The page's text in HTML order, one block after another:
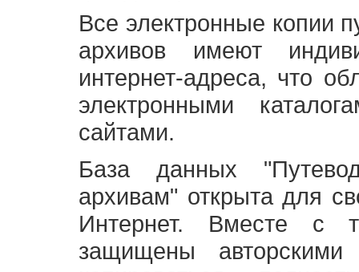
Все электронные копии
архивов имеют
интернет-адреса, что
электронными
сайтами.
База данных
архивам" открыта для
Интернет. Вместе с
защищены